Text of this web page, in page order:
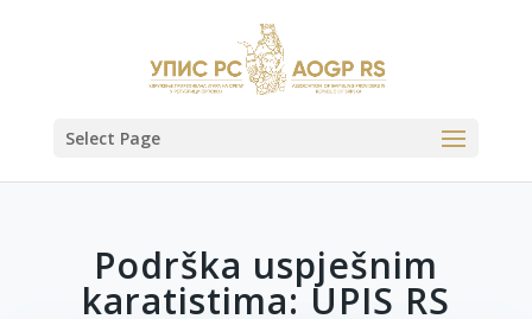
Select Page
Podrška uspješnim
karatistima: UPIS RS